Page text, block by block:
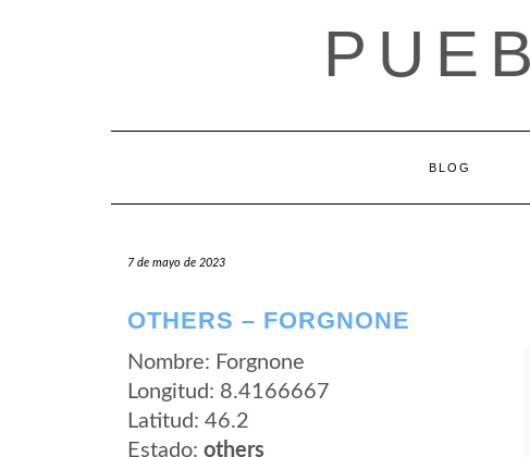
BLOG
7 de mayo de 2023
OTHERS – FORGNONE
Nombre: Forgnone
Longitud: 8.4166667
Latitud: 46.2
Estado: others